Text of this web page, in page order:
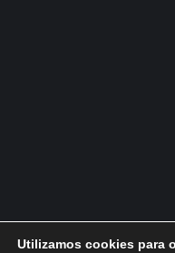
Utilizamos cookies para